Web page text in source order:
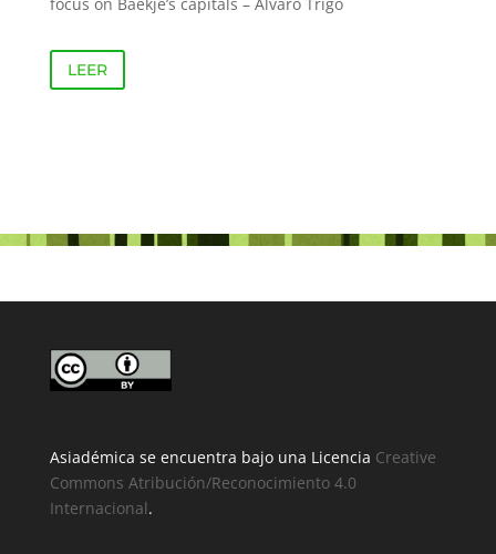
focus on Baekje’s capitals – Álvaro Trigo
LEER
Asiadémica se encuentra bajo una Licencia Creative
Commons Atribución/Reconocimiento 4.0
Internacional.